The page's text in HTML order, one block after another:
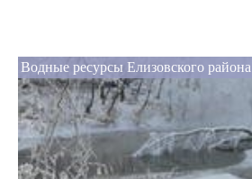
Водные ресурсы Елизовского района